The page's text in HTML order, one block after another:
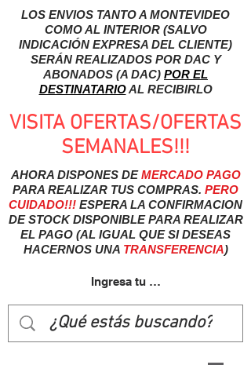
LOS ENVIOS TANTO A MONTEVIDEO
COMO AL INTERIOR (SALVO
INDICACIÓN EXPRESA DEL CLIENTE)
SERÁN REALIZADOS POR DAC Y
ABONADOS (A DAC) POR EL
DESTINATARIOAL RECIBIRLO
VISITA OFERTAS/OFERTAS
SEMANALES!!!
AHORA DISPONES DEMERCADO PAGO
PARA REALIZAR TUS COMPRAS. PERO
CUIDADO!!! ESPERA LA CONFIRMACION
DE STOCK DISPONIBLE PARA REALIZAR
EL PAGO (AL IGUAL QUE SI DESEAS
HACERNOS UNA TRANSFERENCIA)
Ingresa tu usuairo